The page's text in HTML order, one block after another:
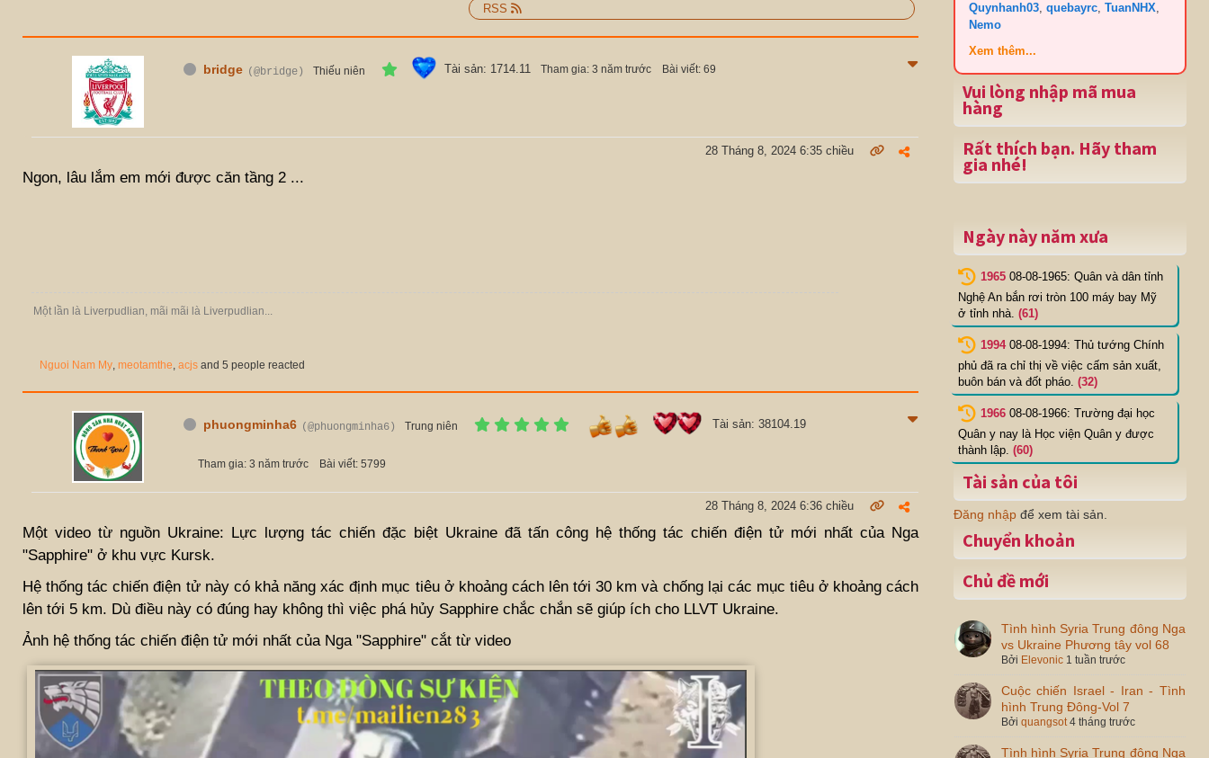
RSS
bridge (@bridge) Thiếu niên Tài sản: 1714.11 Tham gia: 3 năm trước Bài viết: 69
28 Tháng 8, 2024 6:35 chiều
Ngon, lâu lắm em mới được căn tầng 2 ...
Một lần là Liverpudlian, mãi mãi là Liverpudlian...
Nguoi Nam My meotamthe acjs and 5 people reacted
phuongminha6 (@phuongminha6) Trung niên Tài sản: 38104.19
Tham gia: 3 năm trước Bài viết: 5799
28 Tháng 8, 2024 6:36 chiều
Một video từ nguồn Ukraine: Lực lượng tác chiến đặc biệt Ukraine đã tấn công hệ thống tác chiến điện tử mới nhất của Nga
"Sapphire" ở khu vực Kursk.
Hệ thống tác chiến điện tử này có khả năng xác định mục tiêu ở khoảng cách lên tới 30 km và chống lại các mục tiêu ở khoảng cách
lên tới 5 km. Dù điều này có đúng hay không thì việc phá hủy Sapphire chắc chắn sẽ giúp ích cho LLVT Ukraine.
Ảnh hệ thống tác chiến điện tử mới nhất của Nga "Sapphire" cắt từ video
Quynhanh03,quebayrc,TuanNHX,
Nemo
Xem thêm...
Vui lòng nhập mã mua
hàng
Rất thích bạn. Hãy tham
gia nhé!
Ngày này năm xưa
1965 08-08-1965: Quân và dân tỉnh
Nghệ An bắn rơi tròn 100 máy bay Mỹ
ở tỉnh nhà. (61)
1994 08-08-1994: Thủ tướng Chính
phủ đã ra chỉ thị về việc cấm sản xuất,
buôn bán và đốt pháo. (32)
1966 08-08-1966: Trường đại học
Quân y nay là Học viện Quân y được
thành lập. (60)
Tài sản của tôi
Đăng nhập để xem tài sản.
Chuyển khoản
Chủ đề mới
Tình hình Syria Trung đông Nga
vs Ukraine Phương tây vol 68
Bởi Elevonic 1 tuần trước
Cuộc chiến Israel - Iran - Tình
hình Trung Đông-Vol 7
Bởi quangsot 4 tháng trước
Tình hình Syria Trung đông Nga